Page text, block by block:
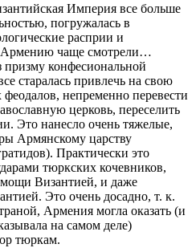
Империя все больше
погружалась в
расприи и
чаще смотрели…
конфесиональной
старалась привлечь на свою
непременно перевести
церковь, переселить
Это нанесло очень тяжелые,
Армянскому царству
Практически это
тюркских кочевников,
Византией, и даже
Это очень досадно, т. к.
Армения могла оказать (и
на самом деле)
тюркам.